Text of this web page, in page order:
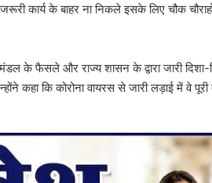
कार्य के बाहर ना निकले इसके लिए चौक
के फैसले और राज्य शासन के द्वारा जारी दिशा-
कहा कि कोरोना वायरस से जारी लड़ाई में वे